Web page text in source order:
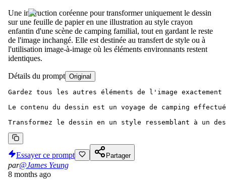
Une instruction coréenne pour transformer uniquement le dessin
sur une feuille de papier en une illustration au style crayon
enfantin d'une scène de camping familial, tout en gardant le reste
de l'image inchangé. Elle est destinée au transfert de style ou à
l'utilisation image-à-image où les éléments environnants restent
identiques.
Détails du prompt Original
Gardez tous les autres éléments de l'image
Le contenu du dessin est un voyage de camping
Transformez le dessin en un style ressemblant à un
Essayer ce prompt Partager
par@James Yeung
8 months ago